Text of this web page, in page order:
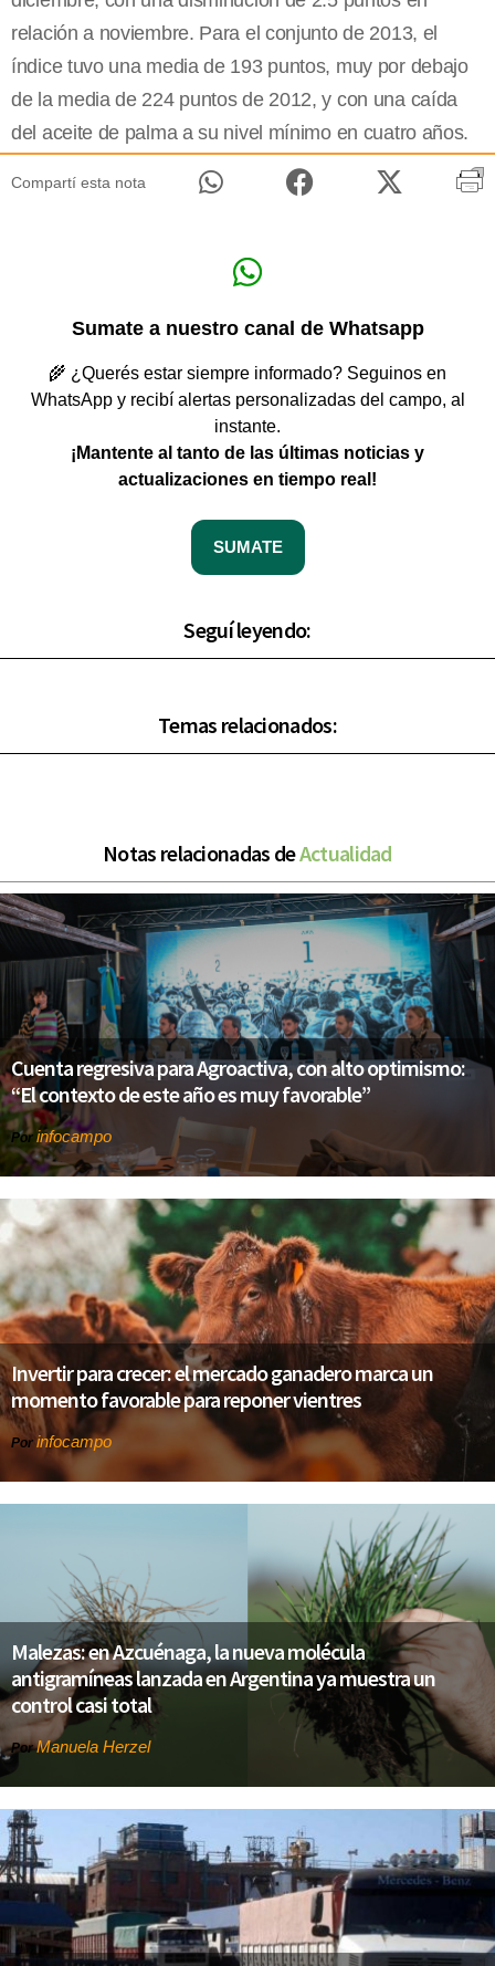
relación a noviembre. Para el conjunto de 2013, el
índice tuvo una media de 193 puntos, muy por debajo
de la media de 224 puntos de 2012, y con una caída
del aceite de palma a su nivel mínimo en cuatro años.
Compartí esta nota
Sumate a nuestro canal de Whatsapp
🌾 ¿Querés estar siempre informado? Seguinos en
WhatsApp y recibí alertas personalizadas del campo, al
instante.
¡Mantente al tanto de las últimas noticias y
actualizaciones en tiempo real!
SUMATE
Seguí leyendo:
Temas relacionados:
Notas relacionadas deActualidad
Cuenta regresiva para Agroactiva, con alto optimismo:
“El contexto de este año es muy favorable”
Por infocampo
Invertir para crecer: el mercado ganadero marca un
momento favorable para reponer vientres
Por infocampo
Malezas: en Azcuénaga, la nueva molécula
antigramíneas lanzada en Argentina ya muestra un
control casi total
PorManuela Herzel